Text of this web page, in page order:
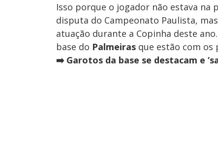
Isso porque o jogador não estava
disputa do Campeonato Paulista,
atuação durante a Copinha deste
base do Palmeiras que estão com os
➡️ Garotos da base se destacam e